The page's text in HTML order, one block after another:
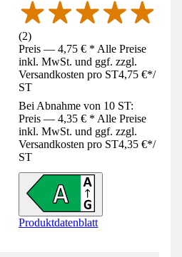
(2)
Preis — 4,75 € * Alle Preise
inkl. MwSt. und ggf. zzgl.
Versandkosten pro ST4,75 €*/
ST
Bei Abnahme von 10 ST:
Preis — 4,35 € * Alle Preise
inkl. MwSt. und ggf. zzgl.
Versandkosten pro ST4,35 €*/
ST
Produktdatenblatt